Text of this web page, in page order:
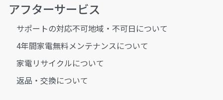
アフターサービス
サポートの対応不可地域・不可日について
4年間家電無料メンテナンスについて
家電リサイクルについて
返品・交換について